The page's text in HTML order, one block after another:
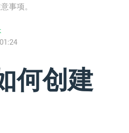
事项。
何创建